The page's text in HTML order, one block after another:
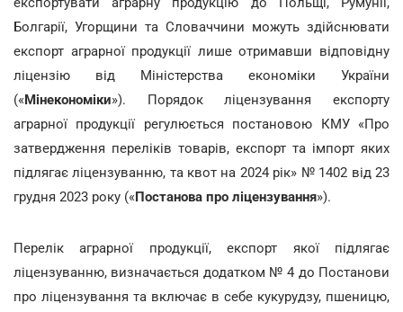
Болгарії, Угорщини та Словаччини можуть здійснювати
експорт аграрної продукції лише отримавши відповідну
ліцензію від Міністерства економіки України
(«Мінекономіки»). Порядок ліцензування експорту
аграрної продукції регулюється постановою КМУ «Про
затвердження переліків товарів, експорт та імпорт яких
підлягає ліцензуванню, та квот на 2024 рік» № 1402 від 23
грудня 2023 року («Постанова про ліцензування»).
Перелік аграрної продукції, експорт якої підлягає
ліцензуванню, визначається додатком № 4 до Постанови
про ліцензування та включає в себе кукурудзу, пшеницю,